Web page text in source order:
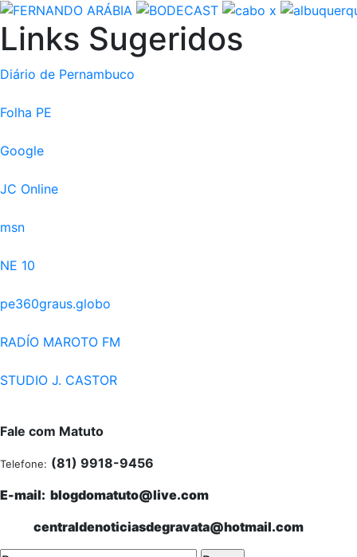
Links Sugeridos
Diário de Pernambuco
Folha PE
Google
JC Online
msn
NE 10
pe360graus.globo
RADÍO MAROTO FM
STUDIO J. CASTOR
Fale com Matuto
Telefone: (81) 9918-9456
E-mail: blogdomatuto@live.com
centraldenoticiasdegravata@hotmail.com